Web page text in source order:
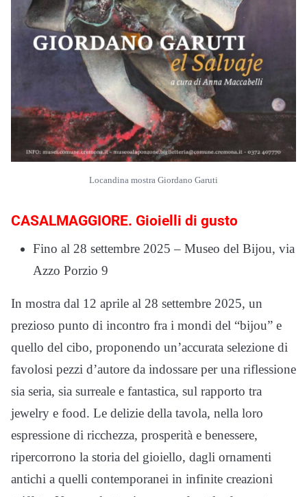
Locandina mostra Giordano Garuti
CASALMAGGIORE. Gioielli di gusto
Fino al 28 settembre 2025 – Museo del Bijou, via
Azzo Porzio 9
In mostra dal 12 aprile al 28 settembre 2025, un
prezioso punto di incontro fra i mondi del “bijou” e
quello del cibo, proponendo un’accurata selezione di
favolosi pezzi d’autore da indossare per una riflessione
sia seria, sia surreale e fantastica, sul rapporto tra
jewelry e food. Le delizie della tavola, nella loro
espressione di ricchezza, prosperità e benessere,
ripercorrono la storia del gioiello, dagli ornamenti
antichi a quelli contemporanei in infinite creazioni